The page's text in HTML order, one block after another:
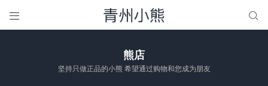
 
熊店
坚持只做正品的小熊 希望通过购物和您成为朋友